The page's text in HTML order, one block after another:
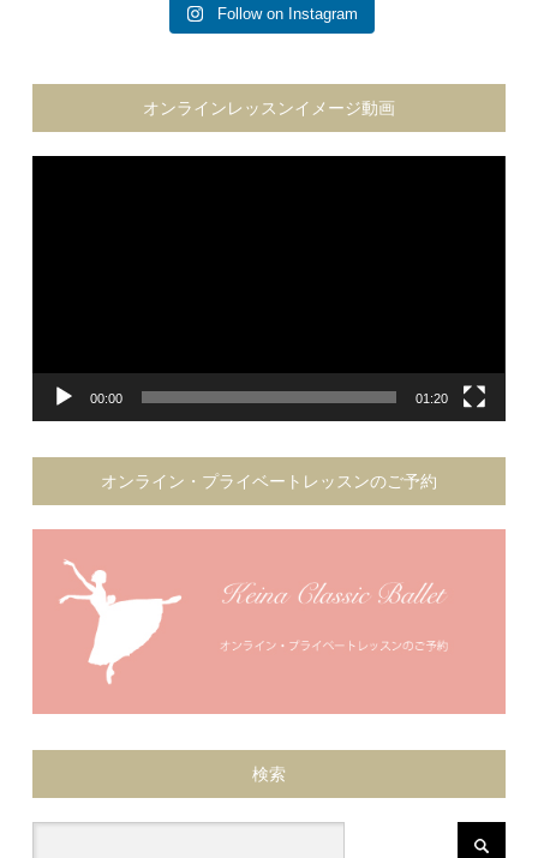
Follow on Instagram
オンラインレッスンイメージ動画
動
00:00 01:20
オンライン・プライベートレッスンのご予約
検索